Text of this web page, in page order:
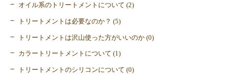
オイル系のトリートメントについて (2)
トリートメントは必要なのか？ (5)
トリートメントは沢山使った方がいいのか (0)
カラートリートメントについて (1)
トリートメントのシリコンについて (0)